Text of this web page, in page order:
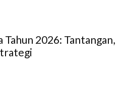
Tahun 2026: Tantangan,